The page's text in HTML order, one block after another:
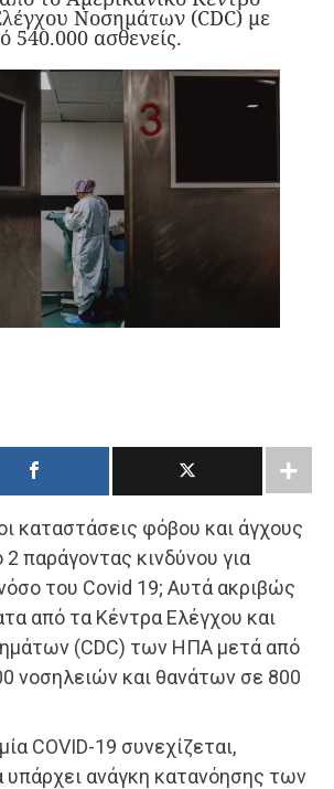
Νοσημάτων (CDC) με
540.000 ασθενείς.
καταστάσεις φόβου και άγχους
2 παράγοντας κινδύνου για
του Covid 19; Αυτά ακριβώς
από τα Κέντρα Ελέγχου και
(CDC) των ΗΠΑ μετά από
νοσηλειών και θανάτων σε 800
COVID-19 συνεχίζεται,
υπάρχει ανάγκη κατανόησης των